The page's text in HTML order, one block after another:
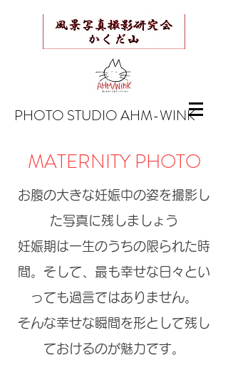
​PHOTO STUDIO AHM-WINK
MATERNITY PHOTO
お腹の大きな妊娠中の姿を撮影し
た写真に残しましょう
妊娠期は一生のうちの限られた時
間。そして、最も幸せな日々とい
っても過言ではありません。
そんな幸せな瞬間を形として残し
ておけるのが魅力です。